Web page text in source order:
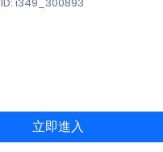
立即進入